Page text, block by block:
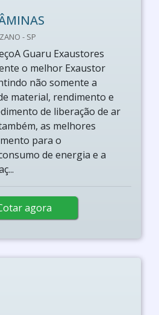
- SP
Guaru Exaustores
o melhor Exaustor
não somente a
material, rendimento e
de liberação de ar
as melhores
para o
de energia e a
agora